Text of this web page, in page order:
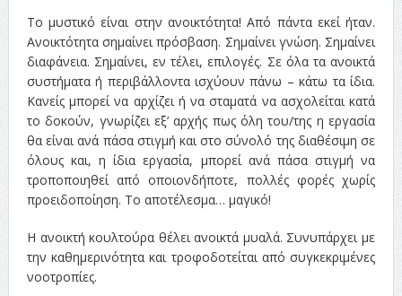
Το μυστικό είναι στην ανοικτότητα! Από πάντα εκεί ήταν.
Ανοικτότητα σημαίνει πρόσβαση. Σημαίνει γνώση. Σημαίνει
διαφάνεια. Σημαίνει, εν τέλει, επιλογές. Σε όλα τα ανοικτά
συστήματα ή περιβάλλοντα ισχύουν πάνω – κάτω τα ίδια.
Κανείς μπορεί να αρχίζει ή να σταματά να ασχολείται κατά
το δοκούν, γνωρίζει εξ’ αρχής πως όλη του/της η εργασία
θα είναι ανά πάσα στιγμή και στο σύνολό της διαθέσιμη σε
όλους και, η ίδια εργασία, μπορεί ανά πάσα στιγμή να
τροποποιηθεί από οποιονδήποτε, πολλές φορές χωρίς
προειδοποίηση. Το αποτέλεσμα… μαγικό!
Η ανοικτή κουλτούρα θέλει ανοικτά μυαλά. Συνυπάρχει με
την καθημερινότητα και τροφοδοτείται από συγκεκριμένες
νοοτροπίες.